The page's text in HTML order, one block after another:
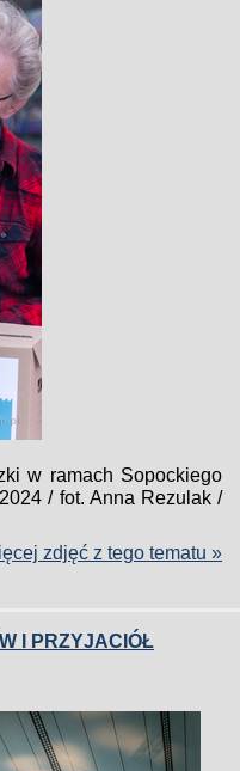
w ramach Sopockiego
/ fot. Anna Rezulak /
zdjęć z tego tematu »
I PRZYJACIÓŁ